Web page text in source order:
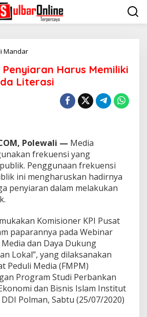
Mandar
w
a
r
a
P
e
n
y
i
a
n
H
a
r
u
M
e
m
Harus Memiliki
Literasi
Polewali — Media
frekuensi yang
Penggunaan frekuensi
ini mengharuskan hadirnya
penyiaran dalam melakukan
Komisioner KPI Pusat
paparannya pada Webinar
dan Daya Dukung
Lokal”, yang dilaksanakan
Peduli Media (FMPM)
Program Studi Perbankan
dan Bisnis Islam Institut
Polman, Sabtu (25/07/2020)